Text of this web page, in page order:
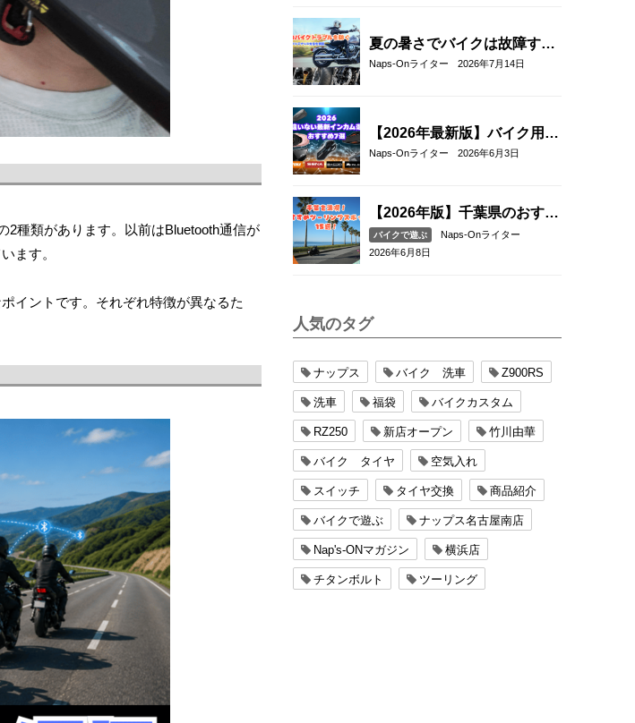
2種類があります。以前はBluetooth通信が
ます。
イントです。それぞれ特徴が異なるた
夏の暑さでバイクは故障す
る？起こりやすいトラブルと
Naps-Onライター 2026年7月14日
【2026年最新版】バイク用イ
ンカムおすすめ7選｜選び方
Naps-Onライター 2026年6月3日
【2026年版】千葉県のおすす
めツーリングスポット15選｜
海沿い・絶景・ワインディン
バイクで遊ぶ
Naps-Onライター
2026年6月8日
人気のタグ
ナップス バイク 洗車 Z900RS
洗車 福袋 バイクカスタム
RZ250 新店オープン 竹川由華
バイク タイヤ 空気入れ
スイッチ タイヤ交換 商品紹介
バイクで遊ぶ ナップス名古屋南店
Nap's-ONマガジン 横浜店
チタンボルト ツーリング